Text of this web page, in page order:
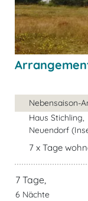
Nebensaison-
Haus Stichling,
Neuendorf
7 x Tage
7 Tage,
6 Nächte